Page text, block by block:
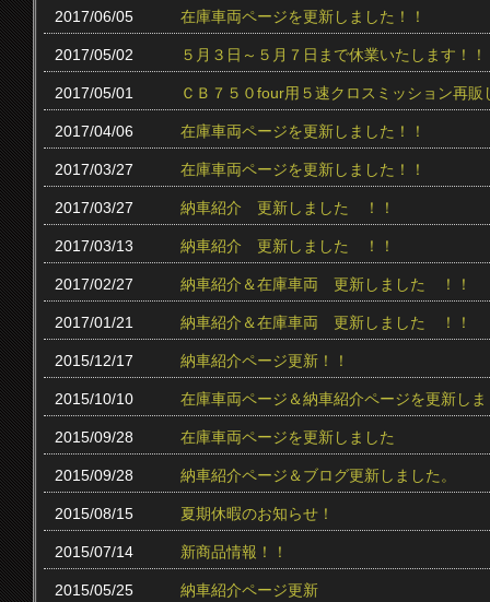
2017/06/05 在庫車両ページを更新しました！！
2017/05/02 ５月３日～５月７日まで休業いたします！！
2017/05/01 ＣＢ７５０four用５速クロスミッション再販
2017/04/06 在庫車両ページを更新しました！！
2017/03/27 在庫車両ページを更新しました！！
2017/03/27 納車紹介 更新しました ！！
2017/03/13 納車紹介 更新しました ！！
2017/02/27 納車紹介＆在庫車両 更新しました ！！
2017/01/21 納車紹介＆在庫車両 更新しました ！！
2015/12/17 納車紹介ページ更新！！
2015/10/10 在庫車両ページ＆納車紹介ページを更新し
2015/09/28 在庫車両ページを更新しました
2015/09/28 納車紹介ページ＆ブログ更新しました。
2015/08/15 夏期休暇のお知らせ！
2015/07/14 新商品情報！！
2015/05/25 納車紹介ページ更新